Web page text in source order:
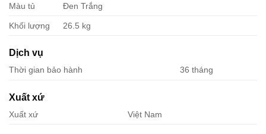
Màu tủ Đen Trắng
Khối lượng 26.5 kg
Dịch vụ
Thời gian bảo hành 36 tháng
Xuất xứ
Xuất xứ Việt Nam